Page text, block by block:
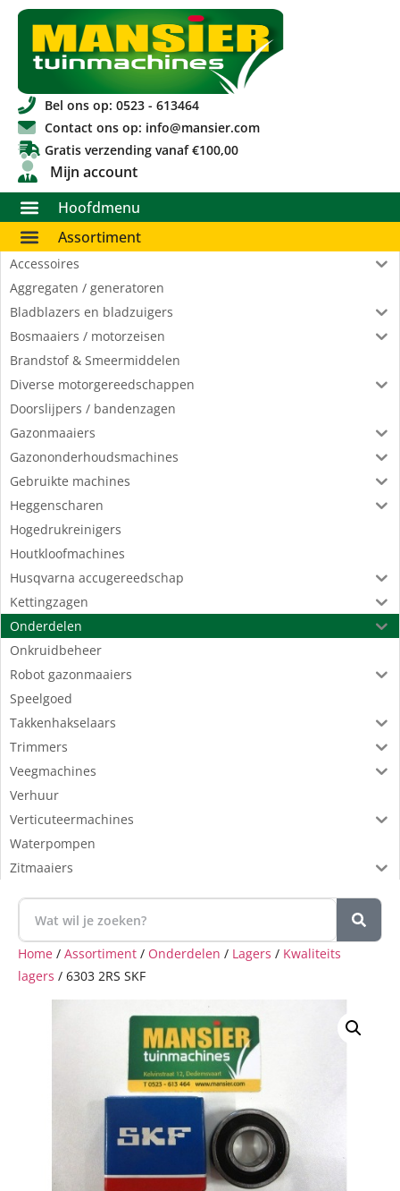
Bel ons op: 0523 - 613464
Contact ons op: info@mansier.com
Gratis verzending vanaf €100,00
Mijn account
Hoofdmenu
Assortiment
Accessoires
Aggregaten / generatoren
Bladblazers en bladzuigers
Bosmaaiers / motorzeisen
Brandstof & Smeermiddelen
Diverse motorgereedschappen
Doorslijpers / bandenzagen
Gazonmaaiers
Gazononderhoudsmachines
Gebruikte machines
Heggenscharen
Hogedrukreinigers
Houtkloofmachines
Husqvarna accugereedschap
Kettingzagen
Onderdelen
Onkruidbeheer
Robot gazonmaaiers
Speelgoed
Takkenhakselaars
Trimmers
Veegmachines
Verhuur
Verticuteermachines
Waterpompen
Zitmaaiers
Home / Assortiment / Onderdelen / Lagers / Kwaliteits
lagers / 6303 2RS SKF